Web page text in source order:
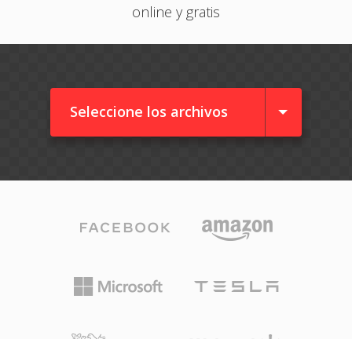
online y gratis
Seleccione los archivos